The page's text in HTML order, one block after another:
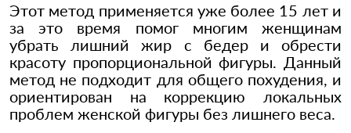
Этот метод применяется уже более 15 лет и
за это время помог многим женщинам
убрать лишний жир с бедер и обрести
красоту пропорциональной фигуры. Данный
метод не подходит для общего похудения, и
ориентирован на коррекцию локальных
проблем женской фигуры без лишнего веса.